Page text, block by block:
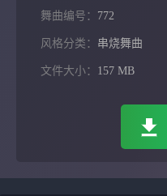
舞曲编号： 772
风格分类： 串烧舞曲
文件大小： 157 MB